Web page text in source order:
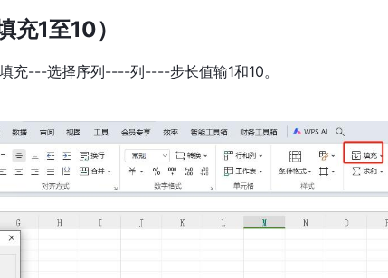
充1至10）
充---选择序列----列----步长值输1和10。